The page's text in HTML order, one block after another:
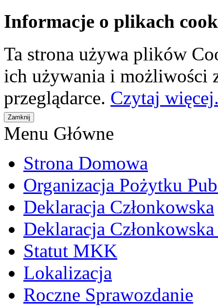
Informacje o plikach
Ta strona używa plików
ich używania i możliwości
przeglądarce. Czytaj
Menu Główne
Strona Domowa
Organizacja Pożytku
Deklaracja Członkowska
Deklaracja
Statut MKK
Lokalizacja
Roczne Sprawozdanie